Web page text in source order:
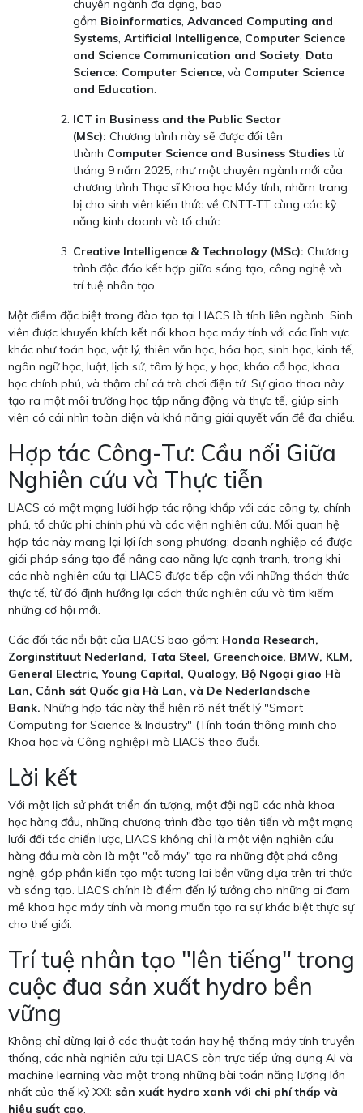
chuyên ngành đa dạng, bao
gồm Bioinformatics, Advanced Computing and
Systems, Artificial Intelligence, Computer Science
and Science Communication and Society, Data
Science: Computer Science, và Computer Science
and Education.
ICT in Business and the Public Sector
(MSc): Chương trình này sẽ được đổi tên
thành Computer Science and Business Studies từ
tháng 9 năm 2025, như một chuyên ngành mới của
chương trình Thạc sĩ Khoa học Máy tính, nhằm trang
bị cho sinh viên kiến thức về CNTT-TT cùng các kỹ
năng kinh doanh và tổ chức.
Creative Intelligence & Technology (MSc): Chương
trình độc đáo kết hợp giữa sáng tạo, công nghệ và
trí tuệ nhân tạo.
Một điểm đặc biệt trong đào tạo tại LIACS là tính liên ngành. Sinh
viên được khuyến khích kết nối khoa học máy tính với các lĩnh vực
khác như toán học, vật lý, thiên văn học, hóa học, sinh học, kinh tế,
ngôn ngữ học, luật, lịch sử, tâm lý học, y học, khảo cổ học, khoa
học chính phủ, và thậm chí cả trò chơi điện tử. Sự giao thoa này
tạo ra một môi trường học tập năng động và thực tế, giúp sinh
viên có cái nhìn toàn diện và khả năng giải quyết vấn đề đa chiều.
Hợp tác Công-Tư: Cầu nối Giữa
Nghiên cứu và Thực tiễn
LIACS có một mạng lưới hợp tác rộng khắp với các công ty, chính
phủ, tổ chức phi chính phủ và các viện nghiên cứu. Mối quan hệ
hợp tác này mang lại lợi ích song phương: doanh nghiệp có được
giải pháp sáng tạo để nâng cao năng lực cạnh tranh, trong khi
các nhà nghiên cứu tại LIACS được tiếp cận với những thách thức
thực tế, từ đó định hướng lại cách thức nghiên cứu và tìm kiếm
những cơ hội mới.
Các đối tác nổi bật của LIACS bao gồm: Honda Research,
Zorginstituut Nederland, Tata Steel, Greenchoice, BMW, KLM,
General Electric, Young Capital, Qualogy, Bộ Ngoại giao Hà
Lan, Cảnh sát Quốc gia Hà Lan, và De Nederlandsche
Bank. Những hợp tác này thể hiện rõ nét triết lý "Smart
Computing for Science & Industry" (Tính toán thông minh cho
Khoa học và Công nghiệp) mà LIACS theo đuổi.
Lời kết
Với một lịch sử phát triển ấn tượng, một đội ngũ các nhà khoa
học hàng đầu, những chương trình đào tạo tiên tiến và một mạng
lưới đối tác chiến lược, LIACS không chỉ là một viện nghiên cứu
hàng đầu mà còn là một "cỗ máy" tạo ra những đột phá công
nghệ, góp phần kiến tạo một tương lai bền vững dựa trên tri thức
và sáng tạo. LIACS chính là điểm đến lý tưởng cho những ai đam
mê khoa học máy tính và mong muốn tạo ra sự khác biệt thực sự
cho thế giới.
Trí tuệ nhân tạo "lên tiếng" trong
cuộc đua sản xuất hydro bền
vững
Không chỉ dừng lại ở các thuật toán hay hệ thống máy tính truyền
thống, các nhà nghiên cứu tại LIACS còn trực tiếp ứng dụng AI và
machine learning vào một trong những bài toán năng lượng lớn
nhất của thế kỷ XXI: sản xuất hydro xanh với chi phí thấp và
hiệu suất cao.